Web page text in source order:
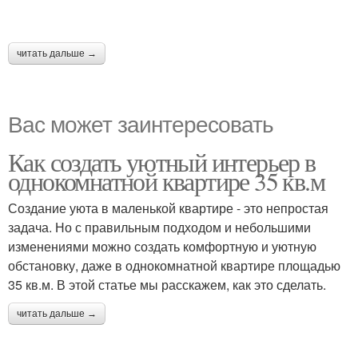
читать дальше →
Вас может заинтересовать
Как создать уютный интерьер в
однокомнатной квартире 35 кв.м
Создание уюта в маленькой квартире - это непростая
задача. Но с правильным подходом и небольшими
изменениями можно создать комфортную и уютную
обстановку, даже в однокомнатной квартире площадью
35 кв.м. В этой статье мы расскажем, как это сделать.
читать дальше →